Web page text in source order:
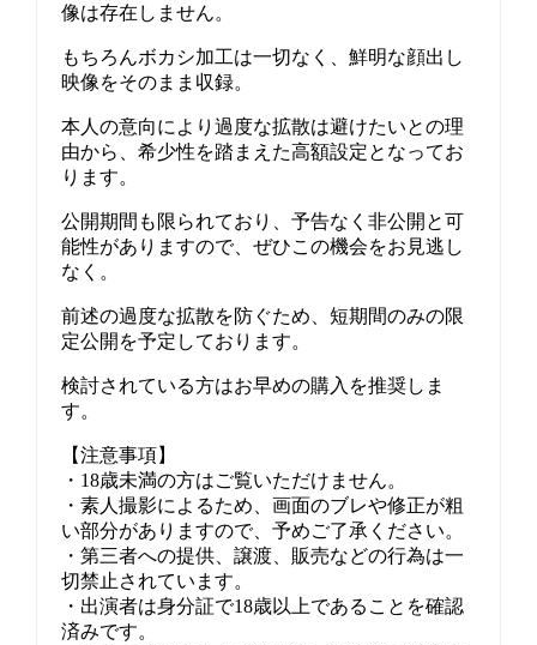
像は存在しません。
もちろんボカシ加工は一切なく、鮮明な顔出し
映像をそのまま収録。
本人の意向により過度な拡散は避けたいとの理
由から、希少性を踏まえた高額設定となってお
ります。
公開期間も限られており、予告なく非公開と可
能性がありますので、ぜひこの機会をお見逃し
なく。
前述の過度な拡散を防ぐため、短期間のみの限
定公開を予定しております。
検討されている方はお早めの購入を推奨しま
す。
【注意事項】
・18歳未満の方はご覧いただけません。
・素人撮影によるため、画面のブレや修正が粗
い部分がありますので、予めご了承ください。
・第三者への提供、譲渡、販売などの行為は一
切禁止されています。
・出演者は身分証で18歳以上であることを確認
済みです。